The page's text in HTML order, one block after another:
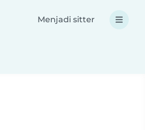
Menjadi sitter